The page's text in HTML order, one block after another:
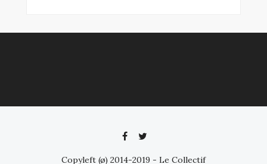
Copyleft (ø) 2014-2019 - Le Collectif